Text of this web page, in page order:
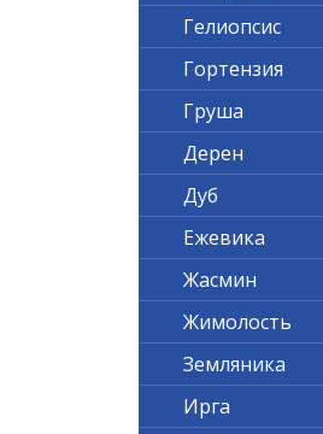
Гелиопсис
Гортензия
Груша
Дерен
Дуб
Ежевика
Жасмин
Жимолость
Земляника
Ирга